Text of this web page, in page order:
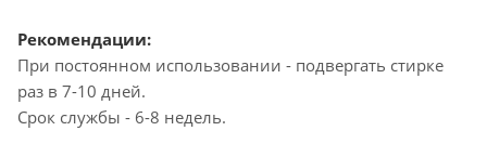
Рекомендации:
При постоянном использовании - подвергать стирке
раз в 7-10 дней.
Срок службы - 6-8 недель.